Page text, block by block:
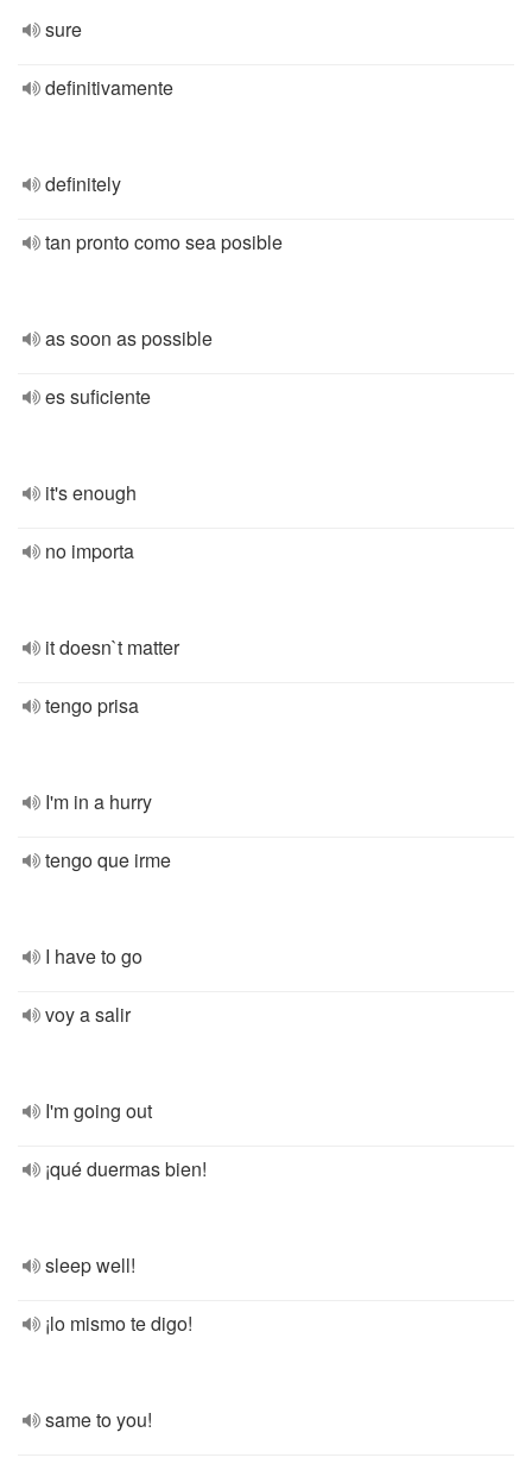
sure
definitivamente
definitely
tan pronto como sea posible
as soon as possible
es suficiente
it's enough
no importa
it doesn`t matter
tengo prisa
I'm in a hurry
tengo que irme
I have to go
voy a salir
I'm going out
¡qué duermas bien!
sleep well!
¡lo mismo te digo!
same to you!